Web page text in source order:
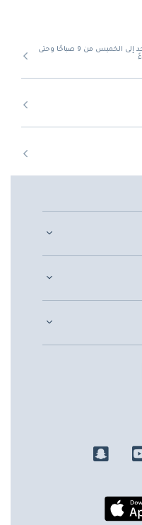
من الأحد إلى الخميس من 9 صباحًا وحتى